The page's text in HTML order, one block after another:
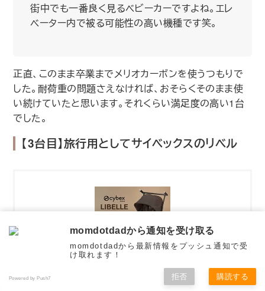
街中でも一番良く見るベビーカーですよね。エレ
ベーター内で被る可能性の高い機種です笑。
正直、このまま卒業までメリオカーボンを使うつもりで
した。耐荷重の問題さえなければ、おそらくそのまま使
い続けていたと思います。それくらい満足度の高い1台
でした。
【3台目】旅行用としてサイベックスのリベル
サイベックス リベル 2026
momdotdadから通知を受け取る
momdotdadから最新情報をプッシュ通知で受
け取れます！
Powered by Push7 拒否 購読する